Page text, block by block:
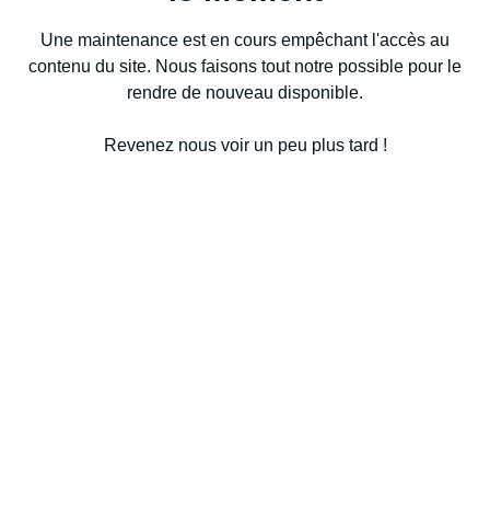
Une maintenance est en cours empêchant l'accès au
contenu du site. Nous faisons tout notre possible pour le
rendre de nouveau disponible.
Revenez nous voir un peu plus tard !